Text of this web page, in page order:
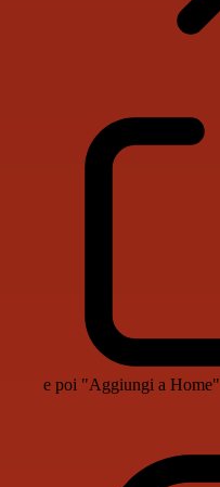
e poi "Aggiungi a Home"